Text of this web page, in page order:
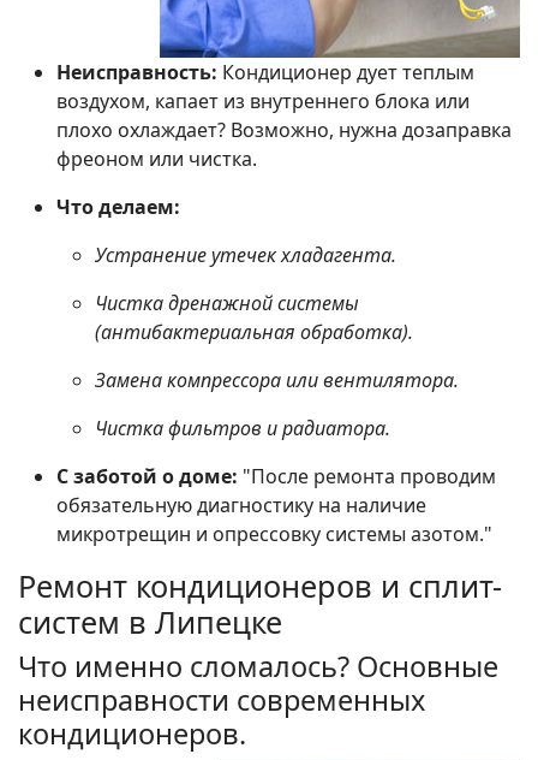
Неисправность: Кондиционер дует теплым
воздухом, капает из внутреннего блока или
плохо охлаждает? Возможно, нужна дозаправка
фреоном или чистка.
Что делаем:
Устранение утечек хладагента.
Чистка дренажной системы
(антибактериальная обработка).
Замена компрессора или вентилятора.
Чистка фильтров и радиатора.
С заботой о доме: "После ремонта проводим
обязательную диагностику на наличие
микротрещин и опрессовку системы азотом."
Ремонт кондиционеров и сплит-
систем в Липецке
Что именно сломалось? Основные
неисправности современных
кондиционеров.